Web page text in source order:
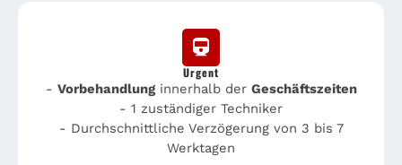
Urgent
- Vorbehandlunginnerhalb der Geschäftszeiten
- 1 zuständiger Techniker
- Durchschnittliche Verzögerung von 3 bis 7
Werktagen